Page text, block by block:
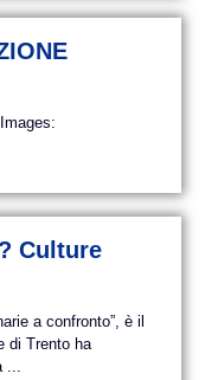
Culture
a confronto”, è il
di Trento ha